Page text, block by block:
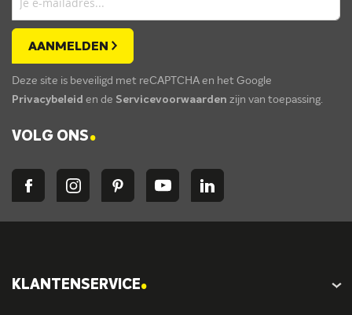
AANMELDEN
Deze site is beveiligd met reCAPTCHA en het Google
Privacybeleid en de Servicevoorwaarden zijn van toepassing.
VOLG ONS.
KLANTENSERVICE.